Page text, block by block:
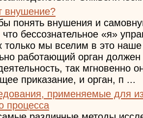
внушение?
понять внушения и
что бессознательное «я»
только мы вселим в это
работающий орган должен
так мгновенно
приказание, и орган, п ...
применяемые для
процесса